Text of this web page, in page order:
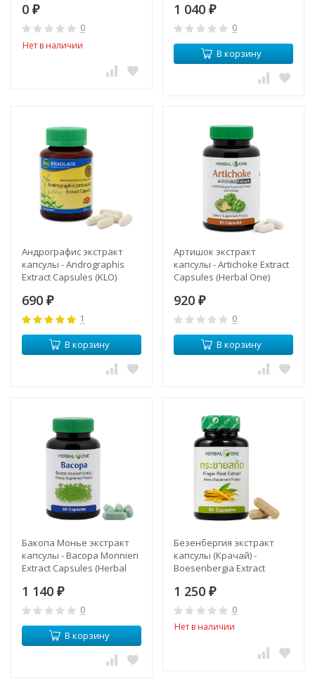
0 ₽
0
Нет в наличии
1 040 ₽
0
В корзину
Андрографис экстракт
капсулы - Andrographis
Extract Capsules (KLO)
690 ₽
1
В корзину
Артишок экстракт
капсулы - Artichoke Extract
Capsules (Herbal One)
920 ₽
0
В корзину
Бакопа Монье экстракт
капсулы - Bacopa Monnieri
Extract Capsules (Herbal
1 140 ₽
0
В корзину
Безенбергия экстракт
капсулы (Крачай) -
Boesenbergia Extract
1 250 ₽
0
Нет в наличии